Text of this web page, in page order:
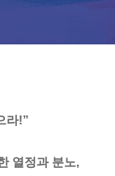
라!”
열정과 분노,